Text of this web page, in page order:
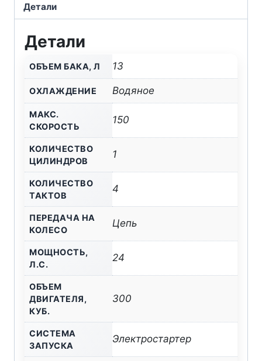
СЕРИЯ
Т3000
(ЭПТС)
BLACK
Детали
Детали
ОБЪЕМ БАКА, Л 13
ОХЛАЖДЕНИЕ Водяное
МАКС.
СКОРОСТЬ
150
КОЛИЧЕСТВО
ЦИЛИНДРОВ
1
КОЛИЧЕСТВО
ТАКТОВ
4
ПЕРЕДАЧА НА
КОЛЕСО
Цепь
МОЩНОСТЬ,
Л.С.
24
ОБЪЕМ
ДВИГАТЕЛЯ,
КУБ.
300
СИСТЕМА
ЗАПУСКА
Электростартер